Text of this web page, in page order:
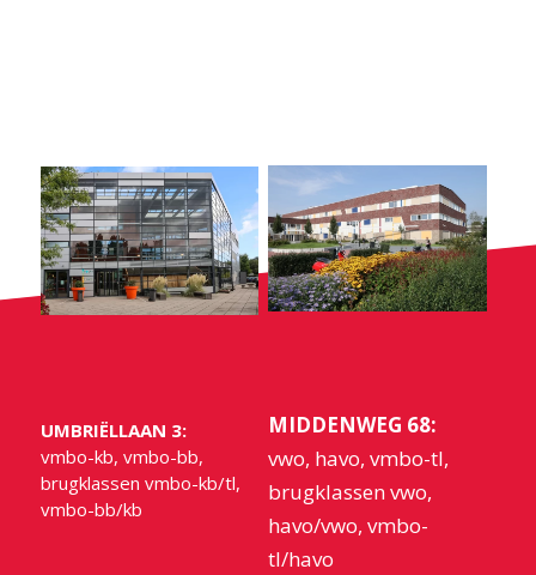
UMBRIËLLAAN 3:
vmbo-kb, vmbo-bb,
brugklassen vmbo-kb/tl,
vmbo-bb/kb
MIDDENWEG 68:
vwo, havo, vmbo-tl,
brugklassen vwo,
havo/vwo, vmbo-
tl/havo